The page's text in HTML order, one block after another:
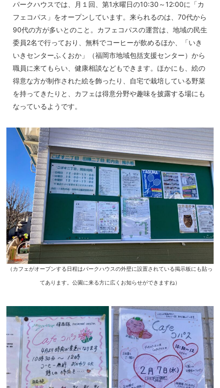
パークハウスでは、月１回、第1水曜日の10:30～12:00に「カ
フェコパス」をオープンしています。来られるのは、70代から
90代の方が多いとのこと。カフェコパスの運営は、地域の民生
委員2名で行っており、無料でコーヒーが飲めるほか、「いき
いきセンターふくおか」（福岡市地域包括支援センター）から
職員に来てもらい、健康相談などもできます。ほかにも、絵の
得意な方が制作された絵を飾ったり、自宅で栽培している野菜
を持ってきたりと、カフェは得意分野や趣味を披露する場にも
なっているようです。
（カフェがオープンする日程はパークハウスの外壁に設置されている掲示板にも貼っ
てあります。公園に来る方に広くお知らせができますね）